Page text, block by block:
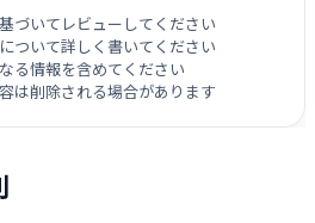
づいてレビューしてください
ついて詳しく書いてください
る情報を含めてください
は削除される場合があります